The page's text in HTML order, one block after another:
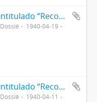
Álbum de recortes intitulado “Recortes da Ilustração Brasileira sobre Passagem da data natalícia do Sr Presidente Getúlio Vargas”
Dossiê
1940-04-19
Álbum de recortes intitulado “Recortes de Apelos e Sugestões dirigidos ao Sr Presidente Getúlio Vargas”
Dossiê
1940-04-11